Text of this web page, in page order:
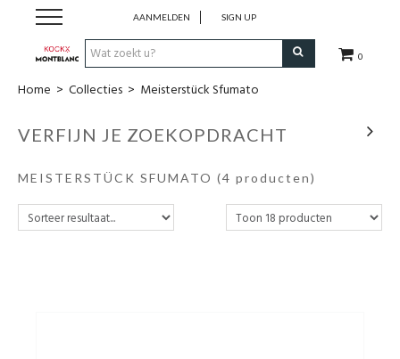
0
AANMELDEN SIGN UP
Schrijfwaren
Collecties
Home > Collecties > Meisterstück Sfumato
VERFIJN JE ZOEKOPDRACHT
MEISTERSTÜCK SFUMATO (4 producten)